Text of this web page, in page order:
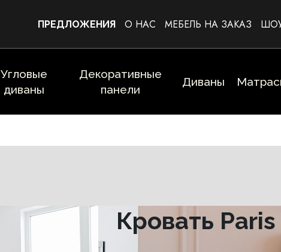
ПРЕДЛОЖЕНИЯ О НАС МЕБЕЛЬ НА ЗАКАЗ
Угловые
диваны
Декоративные
панели
Диваны
Кровать Paris